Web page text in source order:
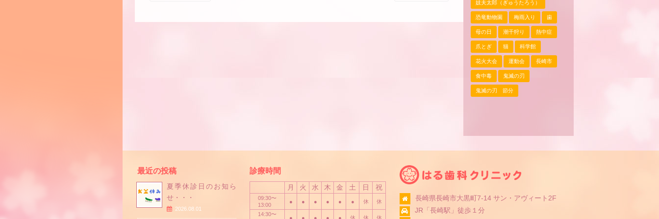
妓夫太郎（ぎゅうたろう）
恐竜動物園 梅雨入り 歯
母の日 潮干狩り 熱中症
爪とぎ 猫 科学館
花火大会 運動会 長崎市
食中毒 鬼滅の刃
鬼滅の刃 節分
最近の投稿
夏季休診日のお知ら
せ・・・
2026.08.01
診療時間
月 火 水 木 金 土 日 祝
09:30〜
13:00
● ● ● ● ● ● 休 休
14:30〜
● ● ● ● ● 休 休 休
長崎県長崎市大黒町7-14 サン・アヴィート2F
JR「長崎駅」徒歩１分